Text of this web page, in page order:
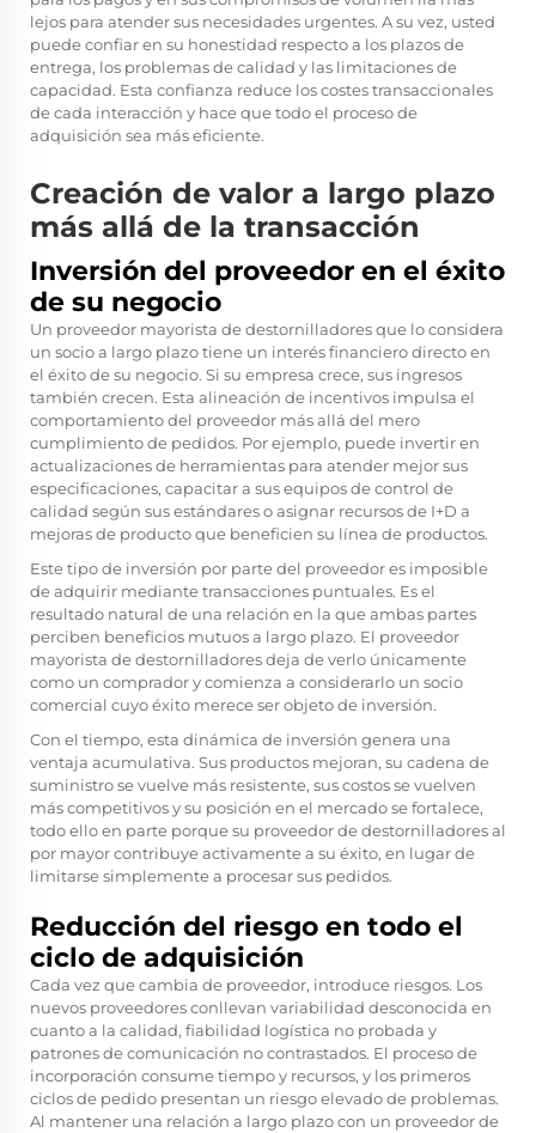
lejos para atender sus necesidades urgentes. A su vez, usted
puede confiar en su honestidad respecto a los plazos de
entrega, los problemas de calidad y las limitaciones de
capacidad. Esta confianza reduce los costes transaccionales
de cada interacción y hace que todo el proceso de
adquisición sea más eficiente.
Creación de valor a largo plazo
más allá de la transacción
Inversión del proveedor en el éxito
de su negocio
Un proveedor mayorista de destornilladores que lo considera
un socio a largo plazo tiene un interés financiero directo en
el éxito de su negocio. Si su empresa crece, sus ingresos
también crecen. Esta alineación de incentivos impulsa el
comportamiento del proveedor más allá del mero
cumplimiento de pedidos. Por ejemplo, puede invertir en
actualizaciones de herramientas para atender mejor sus
especificaciones, capacitar a sus equipos de control de
calidad según sus estándares o asignar recursos de I+D a
mejoras de producto que beneficien su línea de productos.
Este tipo de inversión por parte del proveedor es imposible
de adquirir mediante transacciones puntuales. Es el
resultado natural de una relación en la que ambas partes
perciben beneficios mutuos a largo plazo. El proveedor
mayorista de destornilladores deja de verlo únicamente
como un comprador y comienza a considerarlo un socio
comercial cuyo éxito merece ser objeto de inversión.
Con el tiempo, esta dinámica de inversión genera una
ventaja acumulativa. Sus productos mejoran, su cadena de
suministro se vuelve más resistente, sus costos se vuelven
más competitivos y su posición en el mercado se fortalece,
todo ello en parte porque su proveedor de destornilladores al
por mayor contribuye activamente a su éxito, en lugar de
limitarse simplemente a procesar sus pedidos.
Reducción del riesgo en todo el
ciclo de adquisición
Cada vez que cambia de proveedor, introduce riesgos. Los
nuevos proveedores conllevan variabilidad desconocida en
cuanto a la calidad, fiabilidad logística no probada y
patrones de comunicación no contrastados. El proceso de
incorporación consume tiempo y recursos, y los primeros
ciclos de pedido presentan un riesgo elevado de problemas.
Al mantener una relación a largo plazo con un proveedor de